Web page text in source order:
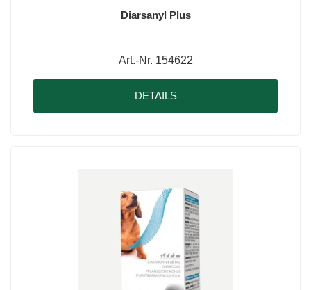
Diarsanyl Plus
Art.-Nr. 154622
DETAILS